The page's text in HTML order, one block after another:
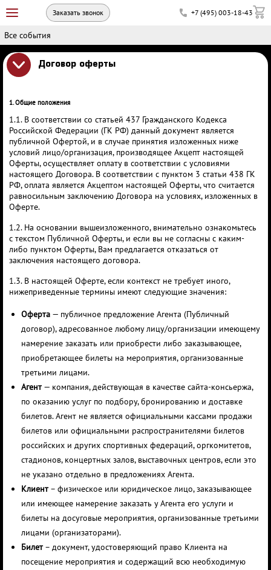
Заказать звонок +7 (495) 003-18-43
Все события
Договор оферты
1. Общие положения
1.1. В соответствии со статьей 437 Гражданского Кодекса
Российской Федерации (ГК РФ) данный документ является
публичной Офертой, и в случае принятия изложенных ниже
условий лицо/организация, производящее Акцепт настоящей
Оферты, осуществляет оплату в соответствии с условиями
настоящего Договора. В соответствии с пунктом 3 статьи 438 ГК
РФ, оплата является Акцептом настоящей Оферты, что считается
равносильным заключению Договора на условиях, изложенных в
Оферте.
1.2. На основании вышеизложенного, внимательно ознакомьтесь
с текстом Публичной Оферты, и если вы не согласны с каким-
либо пунктом Оферты, Вам предлагается отказаться от
заключения настоящего договора.
1.3. В настоящей Оферте, если контекст не требует иного,
нижеприведенные термины имеют следующие значения:
Оферта — публичное предложение Агента (Публичный
договор), адресованное любому лицу/организации имеющему
намерение заказать или приобрести либо заказывающее,
приобретающее билеты на мероприятия, организованные
третьими лицами.
Агент— компания, действующая в качестве сайта-консьержа,
по оказанию услуг по подбору, бронированию и доставке
билетов. Агент не является официальными кассами продажи
билетов или официальными распространителями билетов
российских и других спортивных федераций, оргкомитетов,
стадионов, концертных залов, выставочных центров, если это
не указано отдельно в предложениях Агента.
Клиент– физическое или юридическое лицо, заказывающее
или имеющее намерение заказать у Агента его услуги и
билеты на досуговые мероприятия, организованные третьими
лицами (организаторами).
Билет– документ, удостоверяющий право Клиента на
посещение мероприятия и содержащий всю необходимую